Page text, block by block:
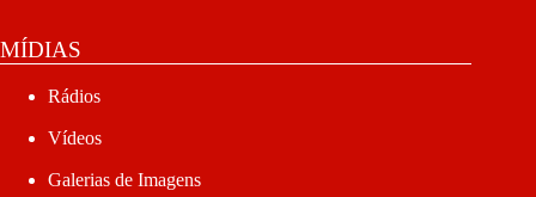
MÍDIAS
Rádios
Vídeos
Galerias de Imagens